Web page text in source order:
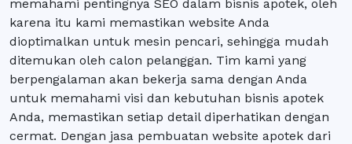
memahami pentingnya SEO dalam bisnis apotek, oleh
karena itu kami memastikan website Anda
dioptimalkan untuk mesin pencari, sehingga mudah
ditemukan oleh calon pelanggan. Tim kami yang
berpengalaman akan bekerja sama dengan Anda
untuk memahami visi dan kebutuhan bisnis apotek
Anda, memastikan setiap detail diperhatikan dengan
cermat. Dengan jasa pembuatan website apotek dari